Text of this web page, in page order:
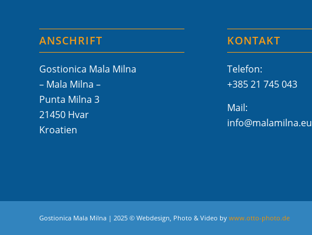
ANSCHRIFT
Gostionica Mala Milna
– Mala Milna –
Punta Milna 3
21450 Hvar
Kroatien
KONTAKT
Telefon:
+385 21 745 043
Mail:
info@malamilna.eu
Gostionica Mala Milna | 2025 © Webdesign, Photo & Video by www.otto-photo.de